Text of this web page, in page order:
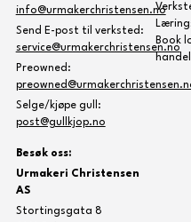
info@urmakerchristensen.no
Send E-post til verksted:
service@urmakerchristensen.no
Preowned:
Selge/kjøpe gull:
post@gullkjop.no
Besøk oss:
Urmakeri Christensen
AS
Stortingsgata 8
Book
handel